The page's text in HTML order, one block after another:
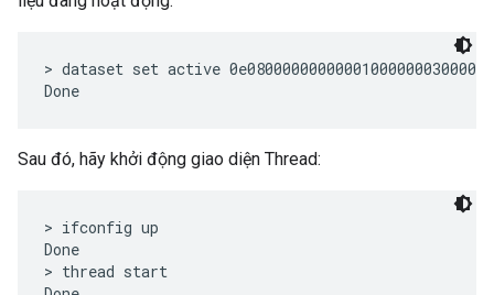
> dataset set active
Sau đó, hãy khởi động giao diện Thread:
> ifconfig up
Done
> thread start